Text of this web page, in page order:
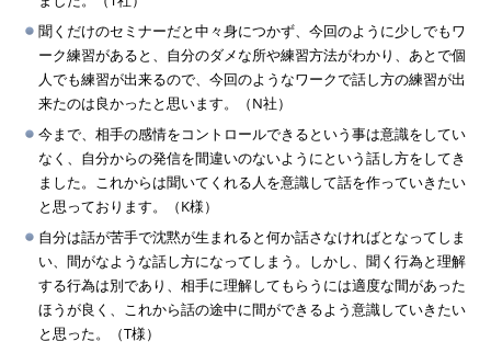
聞くだけのセミナーだと中々身につかず、今回のように少しでもワ
ーク練習があると、自分のダメな所や練習方法がわかり、あとで個
人でも練習が出来るので、今回のようなワークで話し方の練習が出
来たのは良かったと思います。（N社）
今まで、相手の感情をコントロールできるという事は意識をしてい
なく、自分からの発信を間違いのないようにという話し方をしてき
ました。これからは聞いてくれる人を意識して話を作っていきたい
と思っております。（K様）
自分は話が苦手で沈黙が生まれると何か話さなければとなってしま
い、間がなような話し方になってしまう。しかし、聞く行為と理解
する行為は別であり、相手に理解してもらうには適度な間があった
ほうが良く、これから話の途中に間ができるよう意識していきたい
と思った。（T様）